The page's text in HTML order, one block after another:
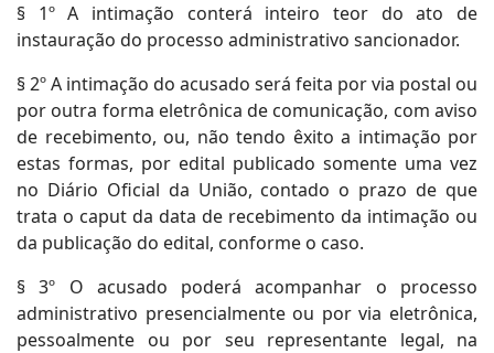
§ 1º A intimação conterá inteiro teor do ato de
instauração do processo administrativo sancionador.
§ 2º A intimação do acusado será feita por via postal ou
por outra forma eletrônica de comunicação, com aviso
de recebimento, ou, não tendo êxito a intimação por
estas formas, por edital publicado somente uma vez
no Diário Oficial da União, contado o prazo de que
trata o caput da data de recebimento da intimação ou
da publicação do edital, conforme o caso.
§ 3º O acusado poderá acompanhar o processo
administrativo presencialmente ou por via eletrônica,
pessoalmente ou por seu representante legal, na